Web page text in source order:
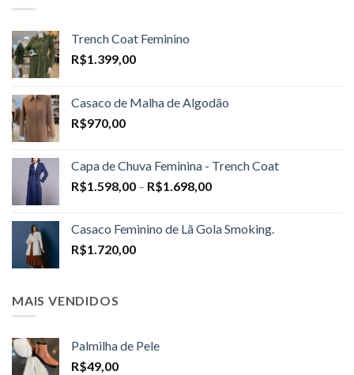
Trench Coat Feminino
R$1.399,00
Casaco de Malha de Algodão
R$970,00
Capa de Chuva Feminina - Trench Coat
R$1.598,00 – R$1.698,00Price
through
Casaco Feminino de Lã Gola Smoking.
R$1.720,00
MAIS VENDIDOS
Palmilha de Pele
R$49,00